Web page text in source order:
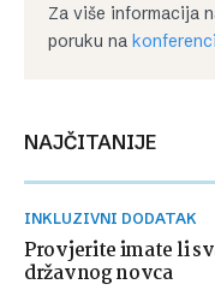
Za više informacija
poruku na
NAJČITANIJE
INKLUZIVNI DODATAK
Provjerite imate li
državnog novca